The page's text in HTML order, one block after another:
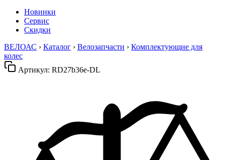
Новинки
Сервис
Скидки
ВЕЛОАС › Каталог › Велозапчасти › Комплектующие для
колес
Артикул: RD27b36e-DL